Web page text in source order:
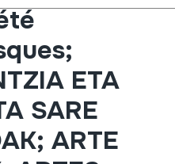
ETA
SARE
ARTE